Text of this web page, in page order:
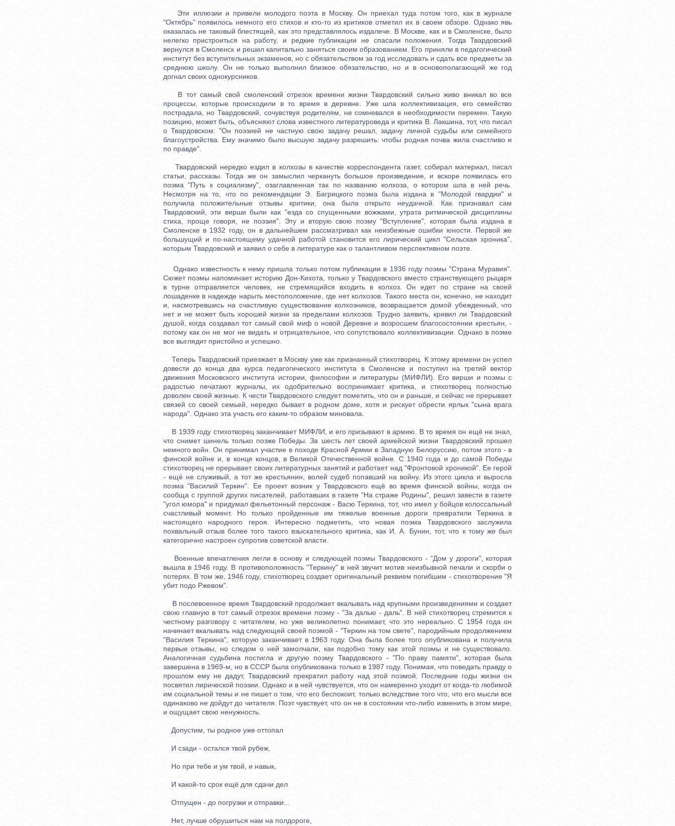
Эти иллюзии и привели молодого поэта в Москву. Он приехал туда потом того, как в журнале
"Октябрь" появилось немного его стихов и кто-то из критиков отметил их в своем обзоре. Однако явь
оказалась не таковый блестящей, как это представлялось издалече. В Москве, как и в Смоленске, было
нелегко пристроиться на работу, и редкие публикации не спасали положения. Тогда Твардовский
вернулся в Смоленск и решил капитально заняться своим образованием. Его приняли в педагогический
институт без вступительных экзаменов, но с обязательством за год исследовать и сдать все предметы за
среднюю школу. Он не только выполнил близкое обязательство, но и в основополагающий же год
догнал своих однокурсников.
В тот самый свой смоленский отрезок времени жизни Твардовский сильно живо вникал во все
процессы, которые происходили в то время в деревне. Уже шла коллективизация, его семейство
пострадала, но Твардовский, сочувствуя родителям, не сомневался в необходимости перемен. Такую
позицию, может быть, объясняют слова известного литературоведа и критика В. Лакшина, тот, что писал
о Твардовском: "Он поэзией не частную свою задачу решал, задачу личной судьбы или семейного
благоустройства. Ему значимо было высшую задачу разрешить: чтобы родная почва жила счастливо и
по правде".
Твардовский нередко ездил в колхозы в качестве корреспондента газет, собирал материал, писал
статьи, рассказы. Тогда же он замыслил черкануть большое произведение, и вскоре появилась его
поэма "Путь к социализму", озаглавленная так по названию колхоза, о котором шла в ней речь.
Несмотря на то, что по рекомендации Э. Багрицкого поэма была издана в "Молодой гвардии" и
получила положительные отзывы критики, она была открыто неудачной. Как признавал сам
Твардовский, эти вирши были как "езда со спущенными вожжами, утрата ритмической дисциплины
стиха, проще говоря, не поэзия". Эту и вторую свою поэму "Вступление", которая была издана в
Смоленске в 1932 году, он в дальнейшем рассматривал как неизбежные ошибки юности. Первой же
большущий и по-настоящему удачной работой становится его лирический цикл "Сельская хроника",
которым Твардовский и заявил о себе в литературе как о талантливом перспективном поэте.
Однако известность к нему пришла только потом публикации в 1936 году поэмы "Страна Муравия".
Сюжет поэмы напоминает историю Дон-Кихота, только у Твардовского вместо странствующего рыцаря
в турне отправляется человек, не стремящийся входить в колхоз. Он едет по стране на своей
лошаденке в надежде нарыть местоположение, где нет колхозов. Такого места он, конечно, не находит
и, насмотревшись на счастливую существование колхозников, возвращается домой убежденный, что
нет и не может быть хорошей жизни за пределами колхозов. Трудно заявить, кривил ли Твардовский
душой, когда создавал тот самый свой миф о новой Деревне и возросшем благосостоянии крестьян, -
потому как он не мог не видать и отрицательное, что сопутствовало коллективизации. Однако в поэме
все выглядит пристойно и успешно.
Теперь Твардовский приезжает в Москву уже как признанный стихотворец. К этому времени он успел
довести до конца два курса педагогического института в Смоленске и поступил на третий вектор
движения Московского института истории, философии и литературы (МИФЛИ). Его вирши и поэмы с
радостью печатают журналы, их одобрительно воспринимает критика, и стихотворец полностью
доволен своей жизнью. К чести Твардовского следует пометить, что он и раньше, и сейчас не прерывает
связей со своей семьей, нередко бывает в родном доме, хотя и рискует обрести ярлык "сына врага
народа". Однако эта участь его каким-то образом миновала.
В 1939 году стихотворец заканчивает МИФЛИ, и его призывают в армию. В то время он ещё не знал,
что снимет шинель только позже Победы. За шесть лет своей армейской жизни Твардовский прошел
немного войн. Он принимал участие в походе Красной Армии в Западную Белоруссию, потом этого - в
финской войне и, в конце концов, в Великой Отечественной войне. С 1940 года и до самой Победы
стихотворец не прерывает своих литературных занятий и работает над "Фронтовой хроникой". Ее герой
- ещё не служивый, а тот же крестьянин, волей судеб попавший на войну. Из этого цикла и выросла
поэма "Василий Теркин". Ее проект возник у Твардовского ещё во время финской войны, когда он
сообща с группой других писателей, работавших в газете "На страже Родины", решил завести в газете
"угол юмора" и придумал фельетонный персонаж - Васю Теркина, тот, что имел у бойцов колоссальный
счастливый момент. Но только пройденные им тяжелые военные дороги превратили Теркина в
настоящего народного героя. Интересно подметить, что новая поэма Твардовского заслужила
похвальный отзыв более того такого взыскательного критика, как И. А. Бунин, тот, что к тому же был
категорично настроен супротив советской власти.
Военные впечатления легли в основу и следующей поэмы Твардовского - "Дом у дороги", которая
вышла в 1946 году. В противоположность "Теркину" в ней звучит мотив неизбывной печали и скорби о
потерях. В том же, 1946 году, стихотворец создает оригинальный реквием погибшим - стихотворение "Я
убит подо Ржевом".
В послевоенное время Твардовский продолжает вкалывать над крупными произведениями и создает
свою главную в тот самый отрезок времени поэму - "За далью - даль". В ней стихотворец стремится к
честному разговору с читателем, но уже великолепно понимает, что это нереально. С 1954 года он
начинает вкалывать над следующей своей поэмой - "Теркин на том свете", пародийным продолжением
"Василия Теркина", которую заканчивает в 1963 году. Она была более того опубликована и получила
первые отзывы, но следом о ней замолчали, как подобно тому как этой поэмы и не существовало.
Аналогичная судьбина постигла и другую поэму Твардовского - "По праву памяти", которая была
завершена в 1969-м, но в СССР была опубликована только в 1987 году. Понимая, что поведать правду о
прошлом ему не дадут, Твардовский прекратил работу над этой поэмой. Последние годы жизни он
посвятил лирической поэзии. Однако и в ней чувствуется, что он намеренно уходит от когда-то любимой
им социальной темы и не пишет о том, что его беспокоит, только вследствие того что, что его мысли все
одинаково не дойдут до читателя. Поэт чувствует, что он не в состоянии что-либо изменить в этом мире,
и ощущает свою ненужность.
Допустим, ты родное уже оттопал
И сзади - остался твой рубеж,
Но при тебе и ум твой, и навык,
И какой-то срок ещё для сдачи дел
Отпущен - до погрузки и отправки...
Нет, лучше обрушиться нам на полдороге,